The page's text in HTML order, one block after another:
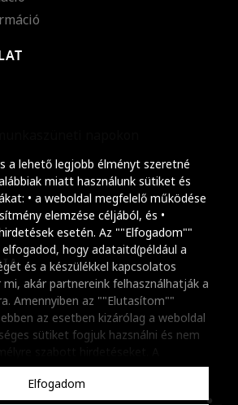
a lehető legjobb élményt szeretné
miatt használunk sütiket és
• a weboldal megfelelő működése
elemzése céljából, és •
esetén. Az ""Elfogadom""
hogy adataitd(például a
és a készülékkel kapcsolatos
akár partnereink felhasználhatják a
Amennyiben az ""Elutasítom""
az esetben kizárólag a weboldal
sütiket fogjuk hazsnálni és nem
módosíthatod, a ""Beállítások
Tudj meg többet
Elfogadom
Szöveg méretének
Szóköz növelése
Szóköz csökkentése
Sortávolság
Sortávolság
Színek invertálása
Szürke
Nagy kurzor